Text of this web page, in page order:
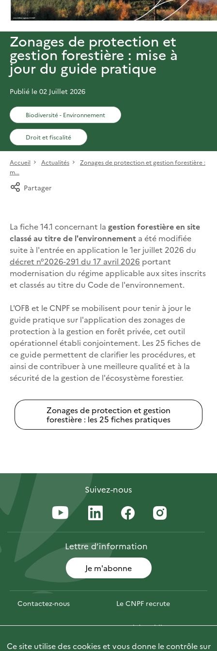
Zonages de protection et
gestion forestière : mise à
jour du guide pratique
Publié le 02 Juillet 2026
Biodiversité - Environnement
Droit et fiscalité
Accueil Actualités
Zonages de protection et gestion forestière :
m...
Partager
La fiche 14.1 concernant la gestion forestière en site
classé au titre de l'environnement a été modifiée
suite à l'entrée en application le 1er juillet 2026 du
décret n°2026-291 du 17 avril 2026 portant
modernisation du régime applicable aux sites inscrits
et classés au titre du Code de l'environnement.
L'OFB et le CNPF se mobilisent pour tenir à jour le
guide pratique sur l'application des zonages de
protection à la gestion en forêt privée, cet outil
opérationnel établi conjointement. Les 25 fiches de
ce guide permettent de clarifier les procédures, et
ainsi de contribuer à une meilleure qualité et à la
sécurité de la gestion de l'écosystème forestier.
Zonages de protection et gestion
forestière : les 25 fiches pratiques
Suivez-nous
Lettred’information
Je m'abonne
Contactez-nous Le CNPF recrute
Espace presse Marchés publics
Ce site utilise des cookies et vous donne le contrôle sur